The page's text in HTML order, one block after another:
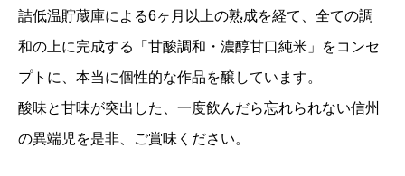
詰低温貯蔵庫による6ヶ月以上の熟成を経て、全ての調
和の上に完成する「甘酸調和・濃醇甘口純米」をコンセ
プトに、本当に個性的な作品を醸しています。
酸味と甘味が突出した、一度飲んだら忘れられない信州
の異端児を是非、ご賞味ください。